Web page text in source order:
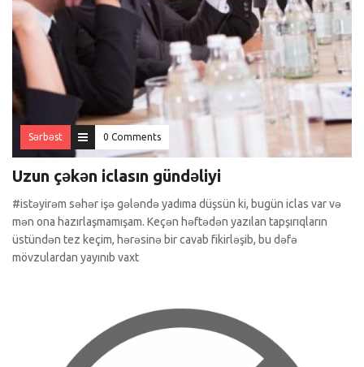
Sərbəst 0 Comments
Uzun çəkən iclasın gündəliyi
#istəyirəm səhər işə gələndə yadıma düşsün ki, bugün iclas var və
mən ona hazırlaşmamışam. Keçən həftədən yazılan tapşırıqların
üstündən tez keçim, hərəsinə bir cavab fikirləşib, bu dəfə
mövzulardan yayınıb vaxt